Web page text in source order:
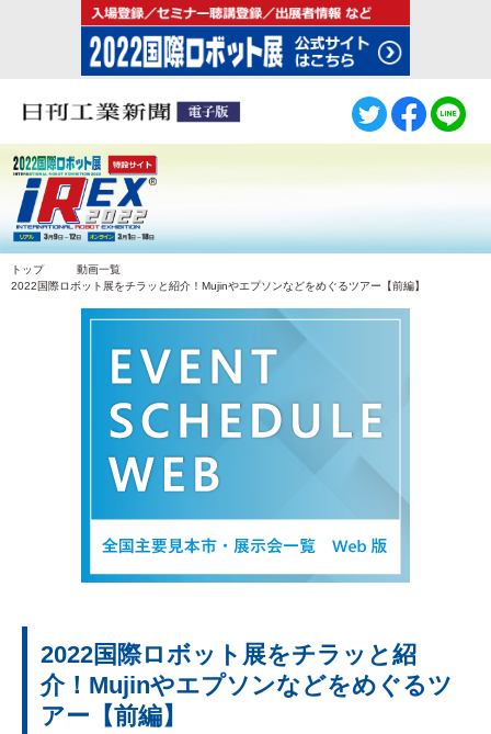
トップ
動画一覧
2022国際ロボット展をチラッと紹介！Mujinやエプソンなどをめぐるツアー【前編】
2022国際ロボット展をチラッと紹
介！Mujinやエプソンなどをめぐるツ
アー【前編】